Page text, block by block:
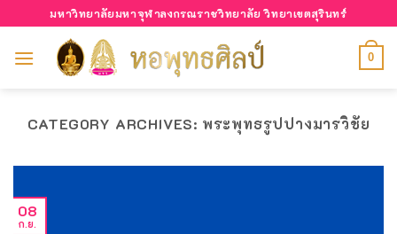
to
content
มหาวิทยาลัยมหาจุฬาลงกรณราชวิทยาลัย วิทยาเขตสุรินทร์
0
CATEGORY ARCHIVES: พระพุทธรูปปางมารวิชัย
08
ก.ย.